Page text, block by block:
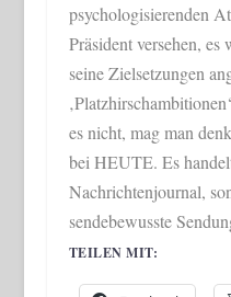
psychologisierenden
Präsident versehen,
seine Zielsetzungen
es nicht, mag man
bei HEUTE. Es
Nachrichtenjournal,
sendebewusste
TEILEN MIT: